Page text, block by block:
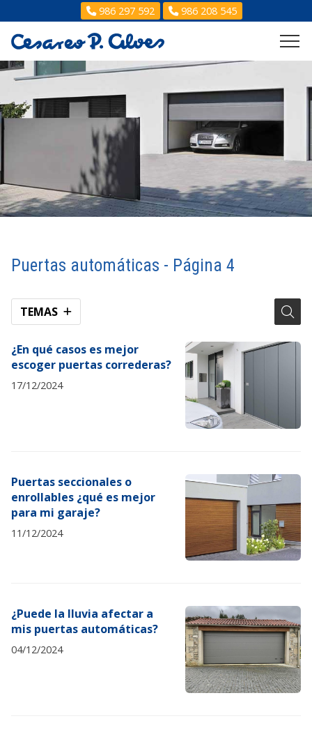
986 297 592 986 208 545
Puertas automáticas - Página 4
TEMAS
¿En qué casos es mejor
escoger puertas correderas?
17/12/2024
Puertas seccionales o
enrollables ¿qué es mejor
para mi garaje?
11/12/2024
¿Puede la lluvia afectar a
mis puertas automáticas?
04/12/2024